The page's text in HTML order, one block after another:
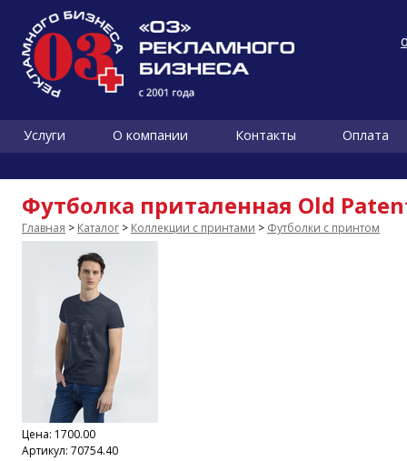
Услуги О компании Контакты Оплата
Футболка приталенная Old
Главная > Каталог > Коллекции с принтами > Футболки с принтом
Цена: 1700.00
Артикул: 70754.40